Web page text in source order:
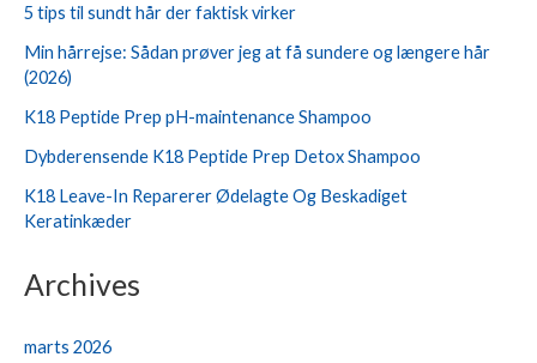
5 tips til sundt hår der faktisk virker
Min hårrejse: Sådan prøver jeg at få sundere og længere hår
(2026)
K18 Peptide Prep pH-maintenance Shampoo
Dybderensende K18 Peptide Prep Detox Shampoo
K18 Leave-In Reparerer Ødelagte Og Beskadiget
Keratinkæder
Archives
marts 2026